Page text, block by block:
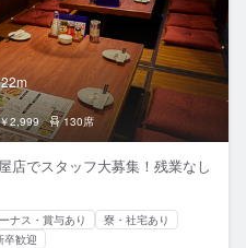
2,999 130席
店でスタッフ大募集！残業なし
ナス・賞与あり
寮・社宅あり
卒歓迎